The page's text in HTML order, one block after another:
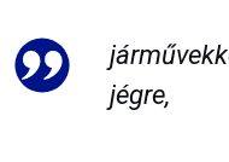
jégre,